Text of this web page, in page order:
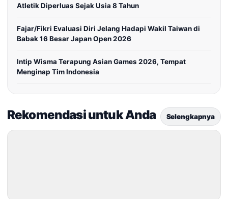
Atletik Diperluas Sejak Usia 8 Tahun
Fajar/Fikri Evaluasi Diri Jelang Hadapi Wakil Taiwan di
Babak 16 Besar Japan Open 2026
Intip Wisma Terapung Asian Games 2026, Tempat
Menginap Tim Indonesia
Rekomendasi untuk Anda Selengkapnya